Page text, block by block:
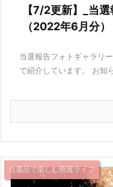
【7/2更新】_当
（2022年6月分）
当選報告フォトギャラリ
で紹介しています。 お知
当選品で楽しむ懸賞ライフ